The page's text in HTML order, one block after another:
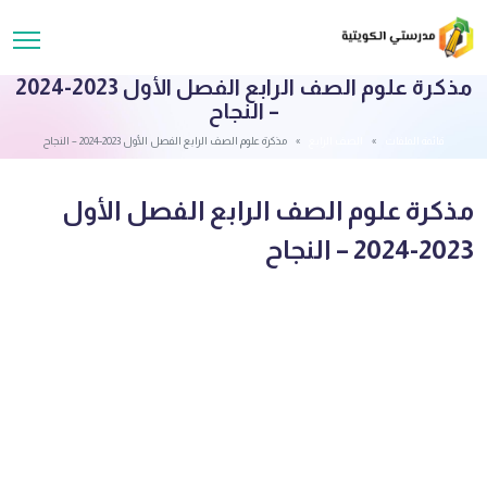
مذكرة علوم الصف الرابع الفصل الأول 2023-2024
– النجاح
مذكرة علوم الصف الرابع الفصل الأول 2023-2024 – النجاح
مذكرة علوم الصف الرابع الفصل الأول
2023-2024 – النجاح